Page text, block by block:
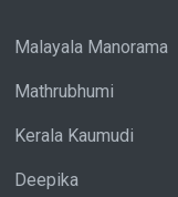
Malayala Manorama
Mathrubhumi
Kerala Kaumudi
Deepika